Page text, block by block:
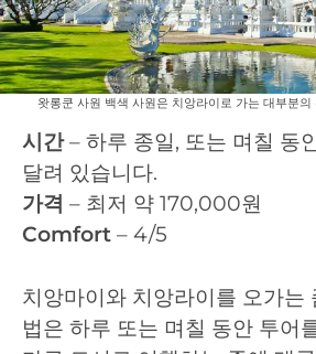
왓롱쿤 사원 백색 사원은 치앙라이로 가는 대부분
시간– 하루 종일, 또는 며칠 동
달려 있습니다.
가격 – 최저 약 170,000원
Comfort – 4/5
치앙마이와 치앙라이를 오가는
법은 하루 또는 며칠 동안 투어